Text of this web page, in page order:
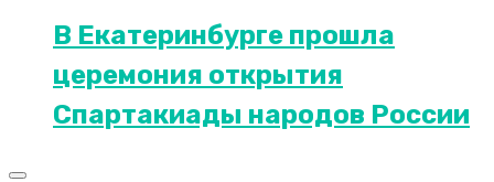
В Екатеринбурге прошла
церемония открытия
Спартакиады народов России